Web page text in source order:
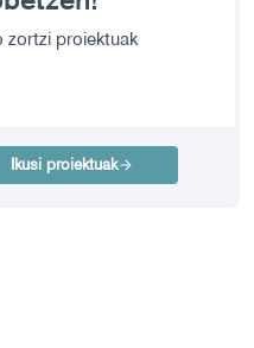
zortzi proiektuak
Ikusi proiektuak